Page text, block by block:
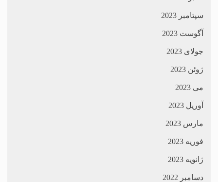
سپتامبر 2023
آگوست 2023
جولای 2023
ژوئن 2023
می 2023
آوریل 2023
مارس 2023
فوریه 2023
ژانویه 2023
دسامبر 2022